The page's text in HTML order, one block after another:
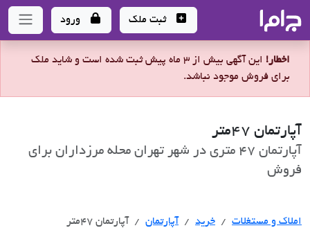
- سامانه جامع املاک و مشاورین املاک
ثبت ملک ورود
اخطار!
این آگهی بیش از 3 ماه پیش ثبت شده است و شاید ملک
برای فروش موجود نباشد.
آپارتمان ٤٧متر
آپارتمان 47 متری در شهر تهران محله مرزداران برای
فروش
املاک و مستغلات خرید خرید
آپارتمان آپارتمان ٤٧متر